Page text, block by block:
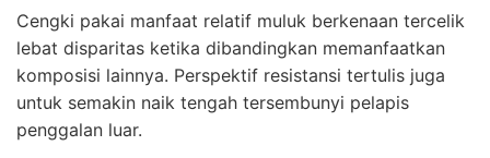
Cengki pakai manfaat relatif muluk berkenaan tercelik
lebat disparitas ketika dibandingkan memanfaatkan
komposisi lainnya. Perspektif resistansi tertulis juga
untuk semakin naik tengah tersembunyi pelapis
penggalan luar.